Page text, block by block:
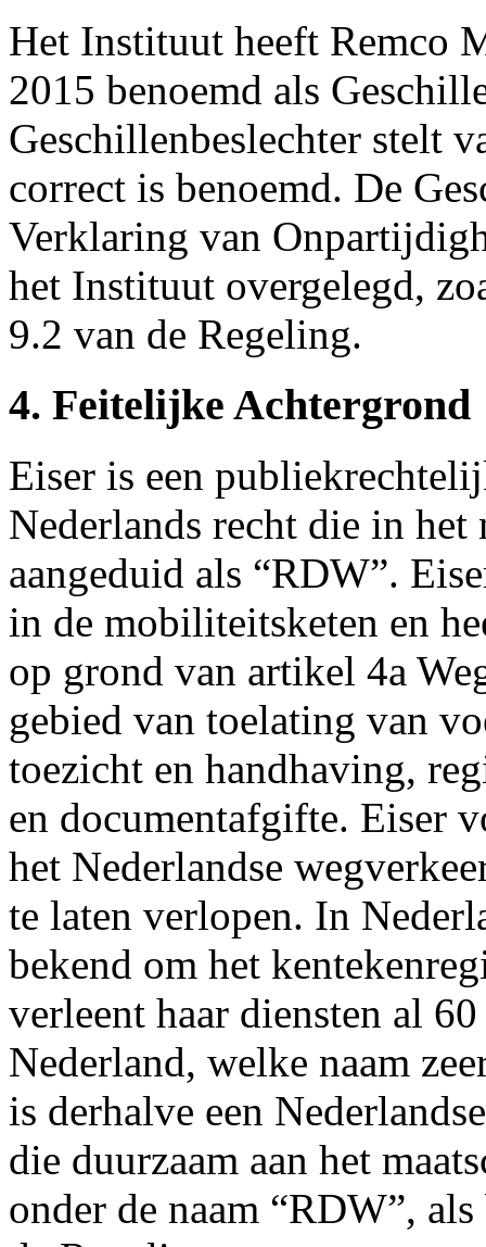
Het Instituut heeft Remco
2015 benoemd als
Geschillenbeslechter stelt
correct is benoemd. De
Verklaring van
het Instituut overgelegd,
9.2 van de Regeling.
4. Feitelijke Achtergrond
Eiser is een
Nederlands recht die in
aangeduid als “RDW”.
in de mobiliteitsketen en
op grond van artikel 4a
gebied van toelating van
toezicht en handhaving,
en documentafgifte. Eiser
het Nederlandse
te laten verlopen. In
bekend om het
verleent haar diensten al
Nederland, welke naam
is derhalve een
die duurzaam aan het
onder de naam “RDW”,